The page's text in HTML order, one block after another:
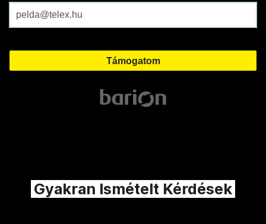
Gyakran Ismételt Kérdések